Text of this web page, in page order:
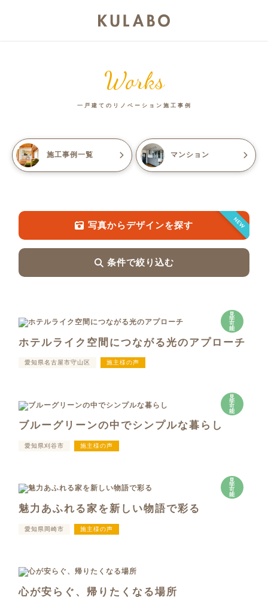
Works
一戸建てのリノベーション施工事例
施工事例一覧 マンション
NEW
写真からデザインを探す
条件で絞り込む
見
学
可
能
ホテルライク空間につながる光のアプローチ
愛知県名古屋市守山区 施主様の声
見
学
可
能
ブルーグリーンの中でシンプルな暮らし
愛知県刈谷市 施主様の声
見
学
可
能
魅力あふれる家を新しい物語で彩る
愛知県岡崎市 施主様の声
心が安らぐ、帰りたくなる場所